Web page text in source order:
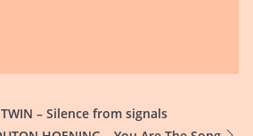
TWIN – Silence from signals